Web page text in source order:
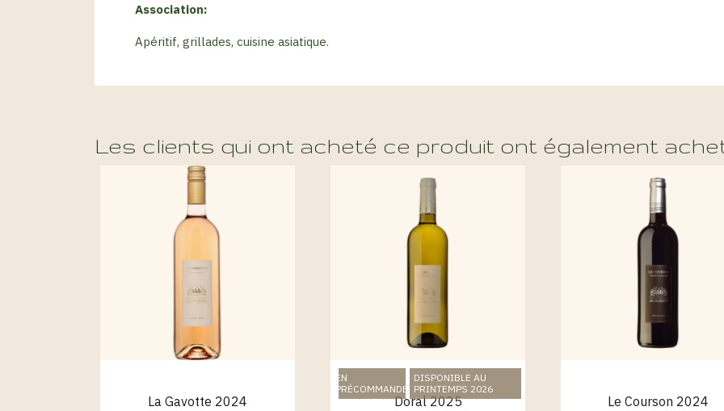
Association:
Apéritif, grillades, cuisine asiatique.
Les clients qui ont acheté ce produit ont également
La Gavotte 2024
EN
PRÉCOMMANDE
DISPONIBLE AU
PRINTEMPS 2026
Doral 2025 Le Courson 2024